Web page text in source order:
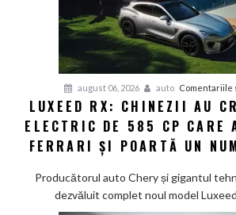
august 06, 2026 auto Comentariile
LUXEED RX: CHINEZII AU
ELECTRIC DE 585 CP CARE
FERRARI ȘI POARTĂ UN
Producătorul auto Chery și gigantul
dezvăluit complet noul model